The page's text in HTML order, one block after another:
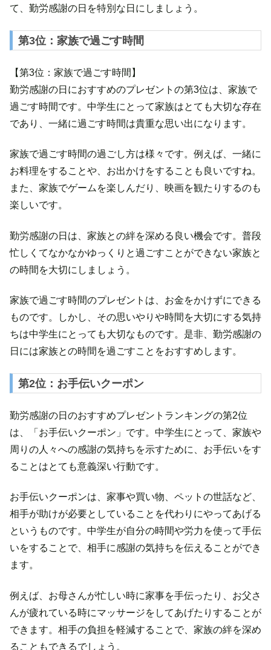
て、勤労感謝の日を特別な日にしましょう。
第3位：家族で過ごす時間
【第3位：家族で過ごす時間】
勤労感謝の日におすすめのプレゼントの第3位は、家族で
過ごす時間です。中学生にとって家族はとても大切な存在
であり、一緒に過ごす時間は貴重な思い出になります。
家族で過ごす時間の過ごし方は様々です。例えば、一緒に
お料理をすることや、お出かけをすることも良いですね。
また、家族でゲームを楽しんだり、映画を観たりするのも
楽しいです。
勤労感謝の日は、家族との絆を深める良い機会です。普段
忙しくてなかなかゆっくりと過ごすことができない家族と
の時間を大切にしましょう。
家族で過ごす時間のプレゼントは、お金をかけずにできる
ものです。しかし、その思いやりや時間を大切にする気持
ちは中学生にとっても大切なものです。是非、勤労感謝の
日には家族との時間を過ごすことをおすすめします。
第2位：お手伝いクーポン
勤労感謝の日のおすすめプレゼントランキングの第2位
は、「お手伝いクーポン」です。中学生にとって、家族や
周りの人々への感謝の気持ちを示すために、お手伝いをす
ることはとても意義深い行動です。
お手伝いクーポンは、家事や買い物、ペットの世話など、
相手が助けが必要としていることを代わりにやってあげる
というものです。中学生が自分の時間や労力を使って手伝
いをすることで、相手に感謝の気持ちを伝えることができ
ます。
例えば、お母さんが忙しい時に家事を手伝ったり、お父さ
んが疲れている時にマッサージをしてあげたりすることが
できます。相手の負担を軽減することで、家族の絆を深め
ることもできるでしょう。